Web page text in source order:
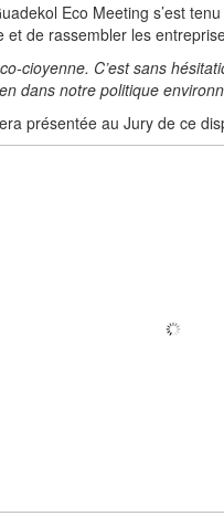
Eco Meeting s’est
et de rassembler les
cioyenne. C’est sans
dans notre politique
présentée au Jury de ce